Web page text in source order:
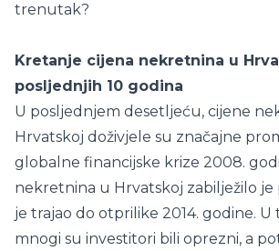
trenutak?
Kretanje cijena nekretnina u
posljednjih 10 godina
U posljednjem desetljeću, cijene
Hrvatskoj doživjele su značajne
globalne financijske krize 2008.
nekretnina u Hrvatskoj zabilježilo je
je trajao do otprilike 2014. godine.
mnogi su investitori bili oprezni, a